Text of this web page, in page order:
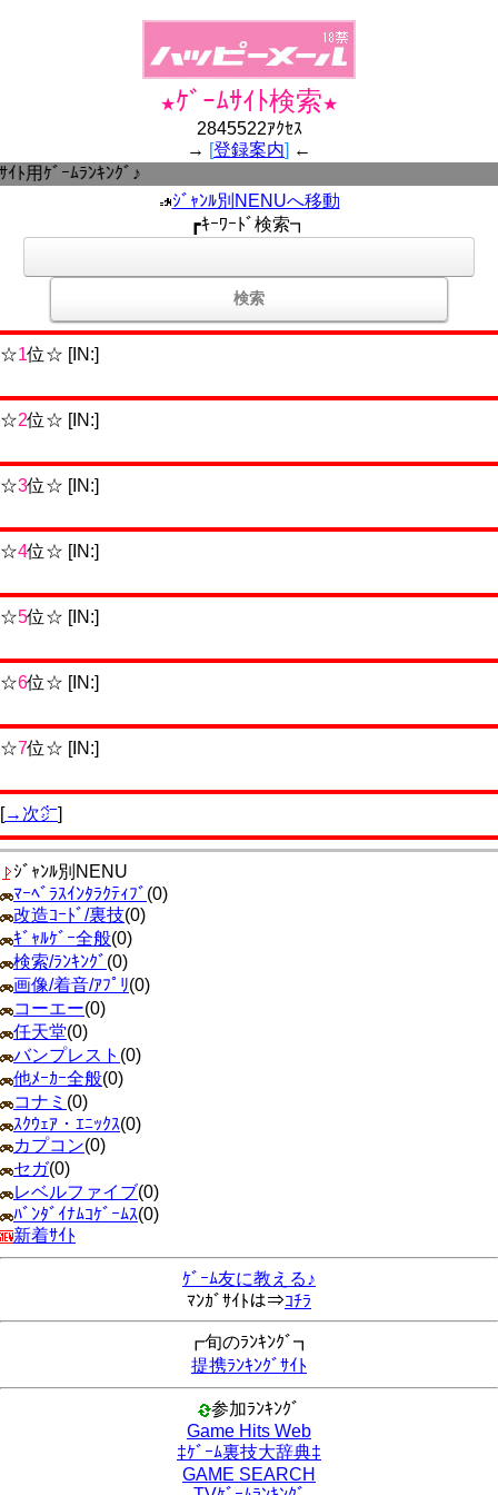
★ｹﾞｰﾑｻｲﾄ検索★
2845522ｱｸｾｽ
→ [登録案内] ←
ﾄ用ｹﾞｰﾑﾗﾝｷﾝｸﾞ♪
ｼﾞｬﾝﾙ別NENUへ移動
┏ｷｰﾜｰﾄﾞ検索┓
☆1位☆ [IN:]
☆2位☆ [IN:]
☆3位☆ [IN:]
☆4位☆ [IN:]
☆5位☆ [IN:]
☆6位☆ [IN:]
☆7位☆ [IN:]
[→次㌻]
ｼﾞｬﾝﾙ別NENU
ﾏｰﾍﾞﾗｽｲﾝﾀﾗｸﾃｨﾌﾞ (0)
改造ｺｰﾄﾞ/裏技(0)
ｷﾞｬﾙｹﾞｰ全般(0)
検索/ﾗﾝｷﾝｸﾞ (0)
画像/着音/ｱﾌﾟﾘ(0)
コーエー(0)
任天堂(0)
バンプレスト (0)
他ﾒｰｶｰ全般(0)
コナミ (0)
ｽｸｳｪｱ・ｴﾆｯｸｽ(0)
カプコン(0)
セガ(0)
レベルファイブ(0)
ﾊﾞﾝﾀﾞｲﾅﾑｺｹﾞｰﾑｽ(0)
新着ｻｲﾄ
ｹﾞｰﾑ友に教える♪
ﾏﾝｶﾞｻｲﾄは⇒ｺﾁﾗ
┏旬のﾗﾝｷﾝｸﾞ┓
提携ﾗﾝｷﾝｸﾞｻｲﾄ
参加ﾗﾝｷﾝｸﾞ
Game Hits Web
‡ｹﾞｰﾑ裏技大辞典‡
GAME SEARCH